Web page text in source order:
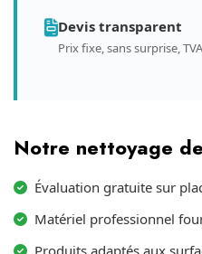
Devis transparent
Prix fixe, sans surprise,
Notre nettoyage
Évaluation gratuite sur
Matériel professionnel
Produits adaptés aux